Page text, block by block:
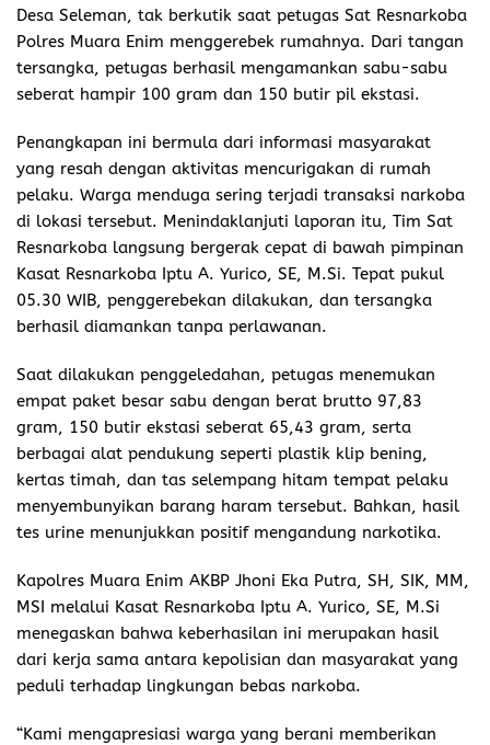
Desa Seleman, tak berkutik saat petugas Sat Resnarkoba
Polres Muara Enim menggerebek rumahnya. Dari tangan
tersangka, petugas berhasil mengamankan sabu-sabu
seberat hampir 100 gram dan 150 butir pil ekstasi.
Penangkapan ini bermula dari informasi masyarakat
yang resah dengan aktivitas mencurigakan di rumah
pelaku. Warga menduga sering terjadi transaksi narkoba
di lokasi tersebut. Menindaklanjuti laporan itu, Tim Sat
Resnarkoba langsung bergerak cepat di bawah pimpinan
Kasat Resnarkoba Iptu A. Yurico, SE, M.Si. Tepat pukul
05.30 WIB, penggerebekan dilakukan, dan tersangka
berhasil diamankan tanpa perlawanan.
Saat dilakukan penggeledahan, petugas menemukan
empat paket besar sabu dengan berat brutto 97,83
gram, 150 butir ekstasi seberat 65,43 gram, serta
berbagai alat pendukung seperti plastik klip bening,
kertas timah, dan tas selempang hitam tempat pelaku
menyembunyikan barang haram tersebut. Bahkan, hasil
tes urine menunjukkan positif mengandung narkotika.
Kapolres Muara Enim AKBP Jhoni Eka Putra, SH, SIK, MM,
MSI melalui Kasat Resnarkoba Iptu A. Yurico, SE, M.Si
menegaskan bahwa keberhasilan ini merupakan hasil
dari kerja sama antara kepolisian dan masyarakat yang
peduli terhadap lingkungan bebas narkoba.
“Kami mengapresiasi warga yang berani memberikan